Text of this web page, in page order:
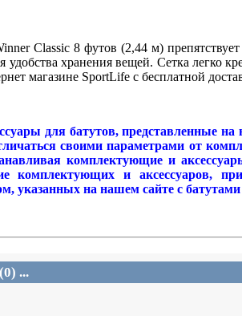
Classic 8 футов (2,44 м)
удобства хранения вещей. Сетка
магазине SportLife с бесплатной
для батутов, представленные
своими параметрами от
комплектующие и
комплектующих и аксессуаров,
указанных на нашем сайте с
...